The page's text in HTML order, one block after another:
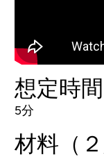
想定時間
5分
材料（２